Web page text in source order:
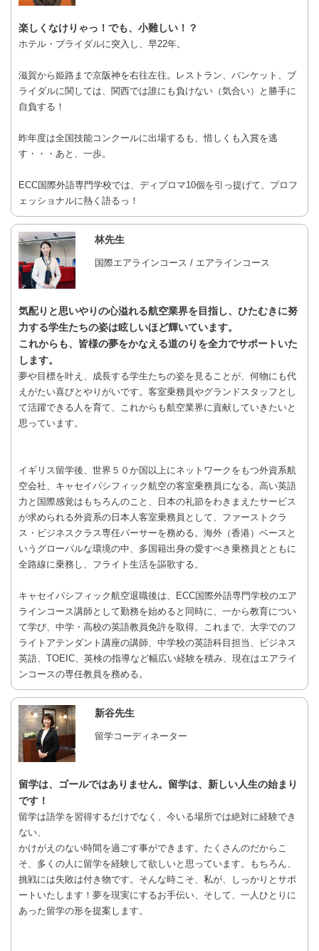
楽しくなけりゃっ！でも、小難しい！？
ホテル・ブライダルに突入し、早22年。
滋賀から姫路まで京阪神を右往左往。レストラン、バンケット、ブ
ライダルに関しては、関西では誰にも負けない（気合い）と勝手に
自負する！
昨年度は全国技能コンクールに出場するも、惜しくも入賞を逃
す・・・あと、一歩。
ECC国際外語専門学校では、ディプロマ10個を引っ提げて、プロフ
ェッショナルに熱く語るっ！
林先生
国際エアラインコース / エアラインコース
気配りと思いやりの心溢れる航空業界を目指し、ひたむきに努
力する学生たちの姿は眩しいほど輝いています。
これからも、皆様の夢をかなえる道のりを全力でサポートいた
します。
夢や目標を叶え、成長する学生たちの姿を見ることが、何物にも代
えがたい喜びとやりがいです。客室乗務員やグランドスタッフとし
て活躍できる人を育て、これからも航空業界に貢献していきたいと
思っています。
イギリス留学後、世界５０か国以上にネットワークをもつ外資系航
空会社、キャセイパシフィック航空の客室乗務員になる。高い英語
力と国際感覚はもちろんのこと、日本の礼節をわきまえたサービス
が求められる外資系の日本人客室乗務員として、ファーストクラ
ス・ビジネスクラス専任パーサーを務める。海外（香港）ベースと
いうグローバルな環境の中、多国籍出身の愛すべき乗務員とともに
全路線に乗務し、フライト生活を謳歌する。
キャセイパシフィック航空退職後は、ECC国際外語専門学校のエア
ラインコース講師として勤務を始めると同時に、一から教育につい
て学び、中学・高校の英語教員免許を取得。これまで、大学でのフ
ライトアテンダント講座の講師、中学校の英語科目担当、ビジネス
英語、TOEIC、英検の指導など幅広い経験を積み、現在はエアライ
ンコースの専任教員を務める。
新谷先生
留学コーディネーター
留学は、ゴールではありません。留学は、新しい人生の始まり
です！
留学は語学を習得するだけでなく、今いる場所では絶対に経験でき
ない、
かけがえのない時間を過ごす事ができます。たくさんのだからこ
そ、多くの人に留学を経験して欲しいと思っています。もちろん、
挑戦には失敗は付き物です。そんな時こそ、私が、しっかりとサポ
ートいたします！夢を現実にするお手伝い、そして、一人ひとりに
あった留学の形を提案します。